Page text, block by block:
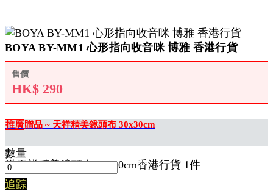
BOYA BY-MM1 心形指向收音咪 博雅 香港行貨
售價
HK$ 290
推廣贈品 ~ 天祥精美鏡頭布 30x30cm
送天祥精美鏡頭布 30x30cm香港行貨 1件
數量
追踪